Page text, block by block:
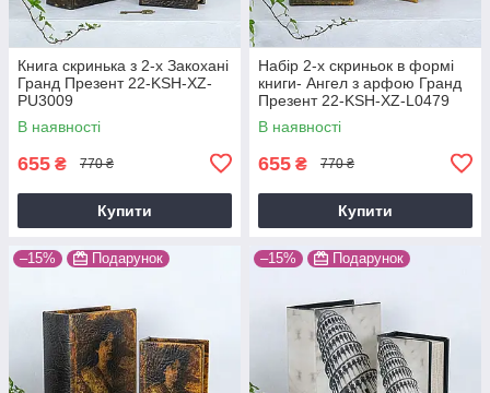
Книга скринька з 2-х Закохані
Гранд Презент 22-KSH-XZ-
PU3009
В наявності
655 ₴ 770 ₴
Купити
Набір 2-х скриньок в формі
книги- Ангел з арфою Гранд
Презент 22-KSH-XZ-L0479
В наявності
655 ₴ 770 ₴
Купити
–15% Подарунок –15% Подарунок